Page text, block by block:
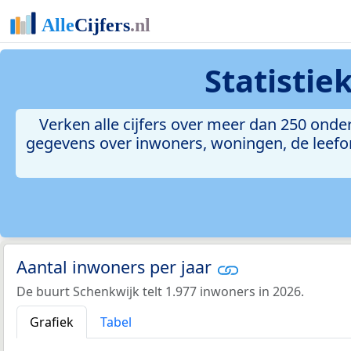
Verken alle cijfers over meer dan 250
gegevens over inwoners, woningen, de
Aantal inwoners per jaar
De buurt Schenkwijk telt 1.977 inwoners in 2026.
Grafiek
Tabel